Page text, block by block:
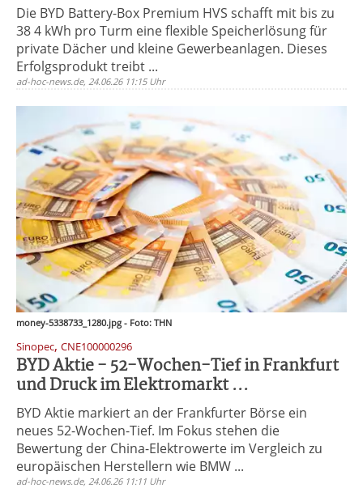
Die BYD Battery-Box Premium HVS schafft mit bis zu
38 4 kWh pro Turm eine flexible Speicherlösung für
private Dächer und kleine Gewerbeanlagen. Dieses
Erfolgsprodukt treibt ...
ad-hoc-news.de, 24.06.26 11:15 Uhr
money-5338733_1280.jpg - Foto: THN
Sinopec, CNE100000296
BYD Aktie - 52-Wochen-Tief in Frankfurt
und Druck im Elektromarkt ...
BYD Aktie markiert an der Frankfurter Börse ein
neues 52-Wochen-Tief. Im Fokus stehen die
Bewertung der China-Elektrowerte im Vergleich zu
europäischen Herstellern wie BMW ...
ad-hoc-news.de, 24.06.26 11:11 Uhr